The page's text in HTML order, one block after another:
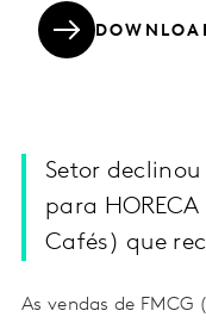
Setor
para
Cafés) que
As vendas de